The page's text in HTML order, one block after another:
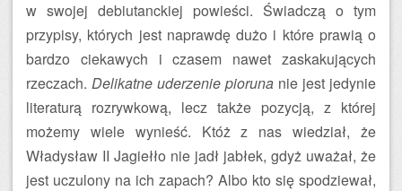
w swojej debiutanckiej powieści. Świadczą o tym
przypisy, których jest naprawdę dużo i które prawią o
bardzo ciekawych i czasem nawet zaskakujących
rzeczach. Delikatne uderzenie pioruna nie jest jedynie
literaturą rozrywkową, lecz także pozycją, z której
możemy wiele wynieść. Któż z nas wiedział, że
Władysław II Jagiełło nie jadł jabłek, gdyż uważał, że
jest uczulony na ich zapach? Albo kto się spodziewał,